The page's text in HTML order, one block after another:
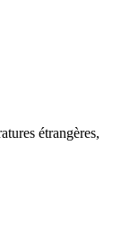
étrangères,